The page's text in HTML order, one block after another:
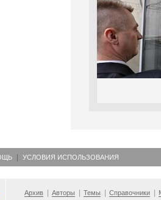
УСЛОВИЯ ИСПОЛЬЗОВАНИЯ
Архив Авторы Темы Справочники